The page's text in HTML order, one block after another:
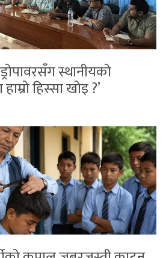
स्थानीयको
हिस्सा खोइ ?’